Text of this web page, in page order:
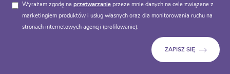
Wyrażam zgodę na przetwarzanie przeze mnie danych na cele związane z
marketingiem produktów i usług własnych oraz dla monitorowania ruchu na
stronach internetowych agencji (profilowanie).